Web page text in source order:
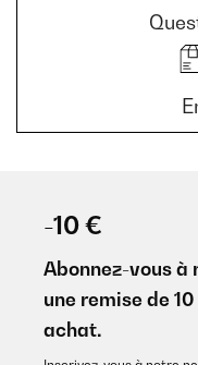
-10 €
Abonnez-vous
une remise de
achat.